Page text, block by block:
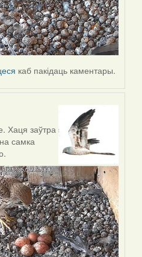
каб пакідаць каментары.
Хаця заўтра
самка